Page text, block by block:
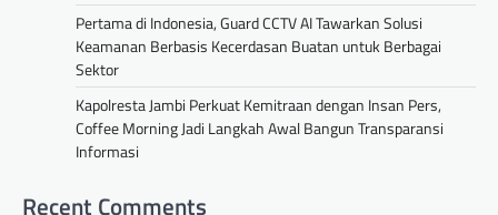
Pertama di Indonesia, Guard CCTV AI Tawarkan Solusi
Keamanan Berbasis Kecerdasan Buatan untuk Berbagai
Sektor
Kapolresta Jambi Perkuat Kemitraan dengan Insan Pers,
Coffee Morning Jadi Langkah Awal Bangun Transparansi
Informasi
Recent Comments